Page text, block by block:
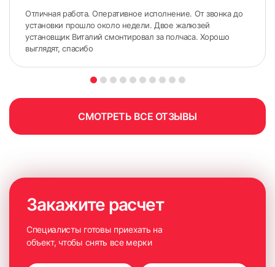
Отличная работа. Оперативное исполнение. От звонка до
установки прошло около недели. Двое жалюзей
установщик Виталий смонтировал за полчаса. Хорошо
выглядят, спасибо
СМОТРЕТЬ ВСЕ ОТЗЫВЫ
Закажите расчет
Специалисты готовы приехать на
объект, чтобы снять все мерки